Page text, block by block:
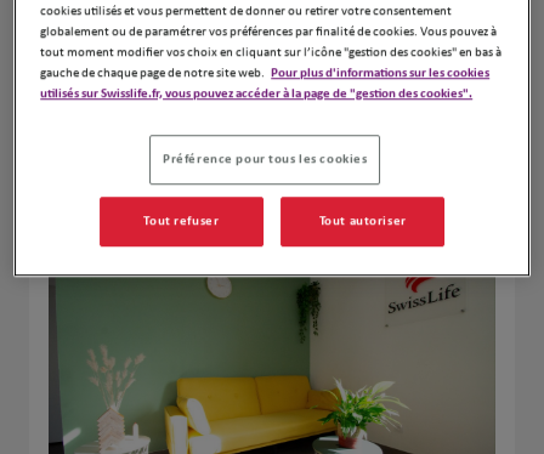
Leaflet| Map ©2026
Naviguer Itinéraire
cookies utilisés et vous permettent de donner ou retirer votre consentement
globalement ou de paramétrer vos préférences par finalité de cookies. Vous pouvez à
tout moment modifier vos choix en cliquant sur l’icône "gestion des cookies" en bas à
gauche de chaque page de notre site web. Pour plus d'informations sur les cookies
utilisés sur Swisslife.fr, vous pouvez accéder à la page de "gestion des cookies".
Préférence pour tous les cookies
Tout refuser Tout autoriser